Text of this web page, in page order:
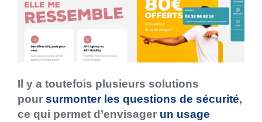
Il y a toutefois plusieurs solutions
pour surmonter les questions de sécurité,
ce qui permet d’envisager un usage